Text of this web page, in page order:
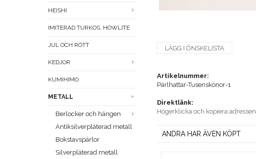
HEISHI
IMITERAD TURKOS, HOWLITE
JUL OCH RÖTT
KEDJOR
KUMIHIMO
METALL
Berlocker och hängen
Antiksilverpläterad metall
Bokstavspärlor
Silverpläterad metall
LÄGG I ÖNSKELISTA
Artikelnummer:
Pärlhattar-Tusenskönor-1
Direktlänk:
Högerklicka och kopiera adressen
ANDRA HAR ÄVEN KÖPT